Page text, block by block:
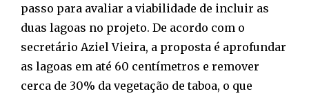
passo para avaliar a viabilidade de incluir as
duas lagoas no projeto. De acordo com o
secretário Aziel Vieira, a proposta é aprofundar
as lagoas em até 60 centímetros e remover
cerca de 30% da vegetação de taboa, o que